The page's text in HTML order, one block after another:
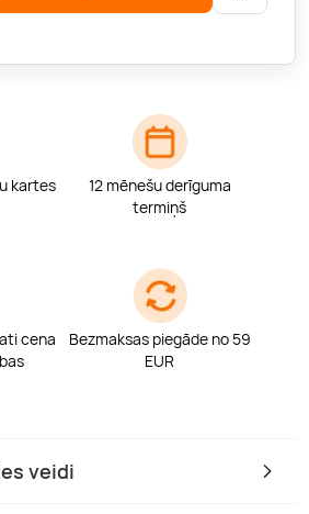
kartes
12 mēnešu derīguma
termiņš
cena
Bezmaksas piegāde no 59
EUR
veidi